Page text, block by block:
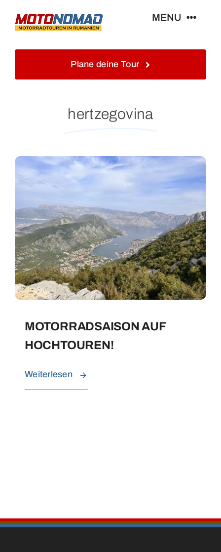
MENU
Blog&Gästebuch
Kontakt
Plane deine Tour
hertzegovina
MOTORRADSAISON AUF
HOCHTOUREN!
Weiterlesen